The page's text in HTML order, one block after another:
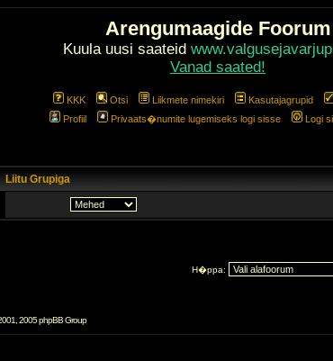
Arengumaagide Foorum
Kuula uusi saateid
Vanad saated!
KKK Otsi Liikmete nimekiri Kasutajagrupid
Profiil
Privaats�numite lugemiseks logi sisse Logi
Liitu Grupiga
H�ppa:
2005 phpBB Group